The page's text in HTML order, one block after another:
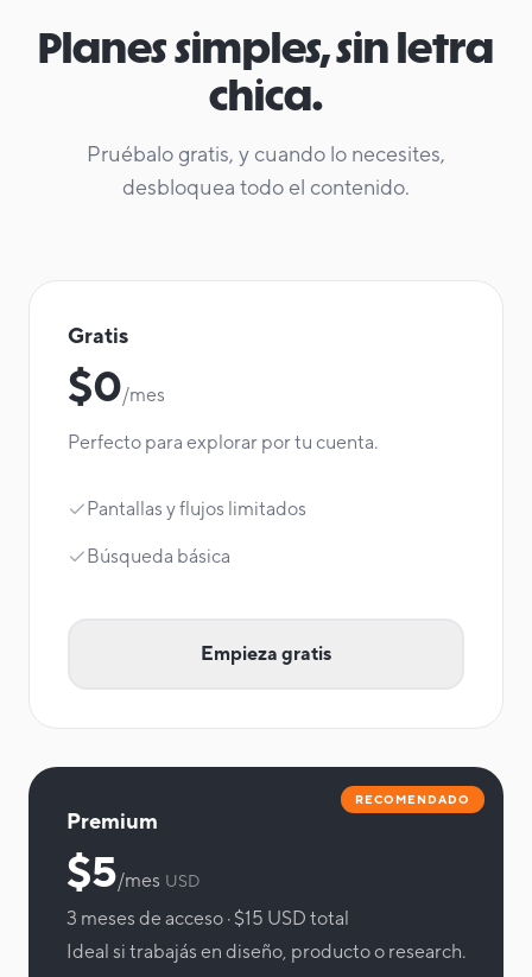
Planes simples, sin letra
chica.
Pruébalo gratis, y cuando lo necesites,
desbloquea todo el contenido.
Gratis
$0/mes
Perfecto para explorar por tu cuenta.
Pantallas y flujos limitados
Búsqueda básica
Empieza gratis
RECOMENDADO
Premium
$5/mes USD
3 meses de acceso · $15 USD total
Ideal si trabajás en diseño, producto o research.